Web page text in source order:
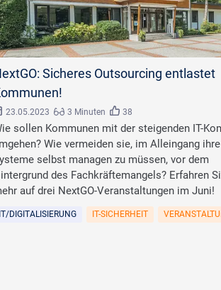
Sicheres Outsourcing entlastet
23.05.2023 3 Minuten 38
sollen Kommunen mit der steigenden IT-
Wie vermeiden sie, im Alleingang ihre
selbst managen zu müssen, vor dem
des Fachkräftemangels? Erfahren
auf drei NextGO-Veranstaltungen im Juni!
IT/DIGITALISIERUNG IT-SICHERHEIT